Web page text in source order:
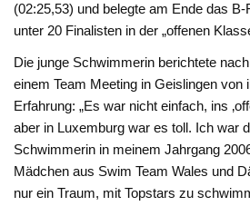
(02:25,53) und belegte am Ende das B-
unter 20 Finalisten in der „offenen
Die junge Schwimmerin berichtete
einem Team Meeting in Geislingen von
Erfahrung: „Es war nicht einfach, ins
aber in Luxemburg war es toll. Ich war
Schwimmerin in meinem Jahrgang
Mädchen aus Swim Team Wales und
nur ein Traum, mit Topstars zu